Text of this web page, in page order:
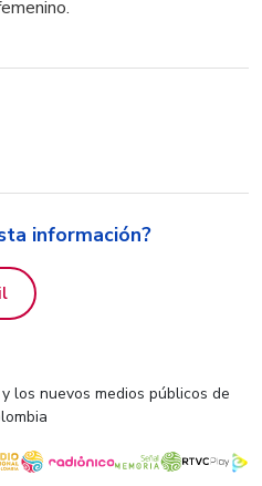
información?
los nuevos medios públicos de